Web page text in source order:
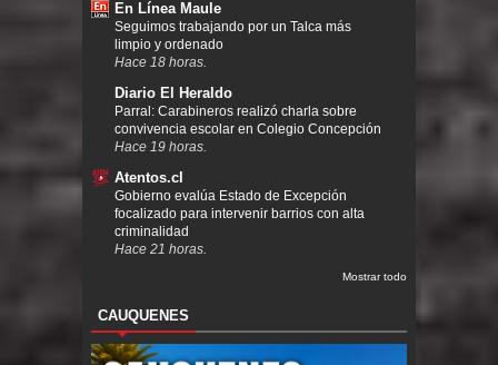
En Línea Maule
Seguimos trabajando por un Talca más
limpio y ordenado
Hace 18 horas.
Diario El Heraldo
Parral: Carabineros realizó charla sobre
convivencia escolar en Colegio Concepción
Hace 19 horas.
Atentos.cl
Gobierno evalúa Estado de Excepción
focalizado para intervenir barrios con alta
criminalidad
Hace 21 horas.
Mostrar todo
CAUQUENES